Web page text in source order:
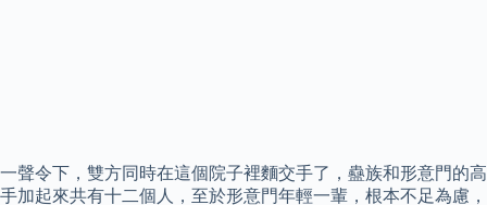
一聲令下，雙方同時在這個院子裡麵交手了，蠱族和形意門的高
手加起來共有十二個人，至於形意門年輕一輩，根本不足為慮，